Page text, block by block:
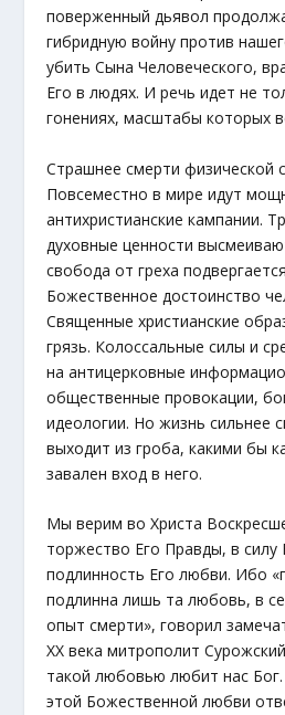
поверженный дьявол
гибридную войну против
убить Сына Человеческого,
Его в людях. И речь идет не
гонениях, масштабы которых
Страшнее смерти физической
Повсеместно в мире идут
антихристианские кампании.
духовные ценности
свобода от греха
Божественное достоинство
Священные христианские
грязь. Колоссальные силы и
на антицерковные
общественные провокации,
идеологии. Но жизнь сильнее
выходит из гроба, какими бы
завален вход в него.
Мы верим во Христа
торжество Его Правды, в силу
подлинность Его любви. Ибо
подлинна лишь та любовь, в
опыт смерти», говорил
XX века митрополит
такой любовью любит нас
этой Божественной любви